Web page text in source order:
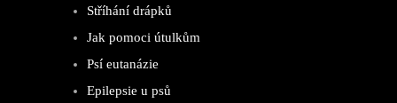
Stříhání drápků
Jak pomoci útulkům
Psí eutanázie
Epilepsie u psů